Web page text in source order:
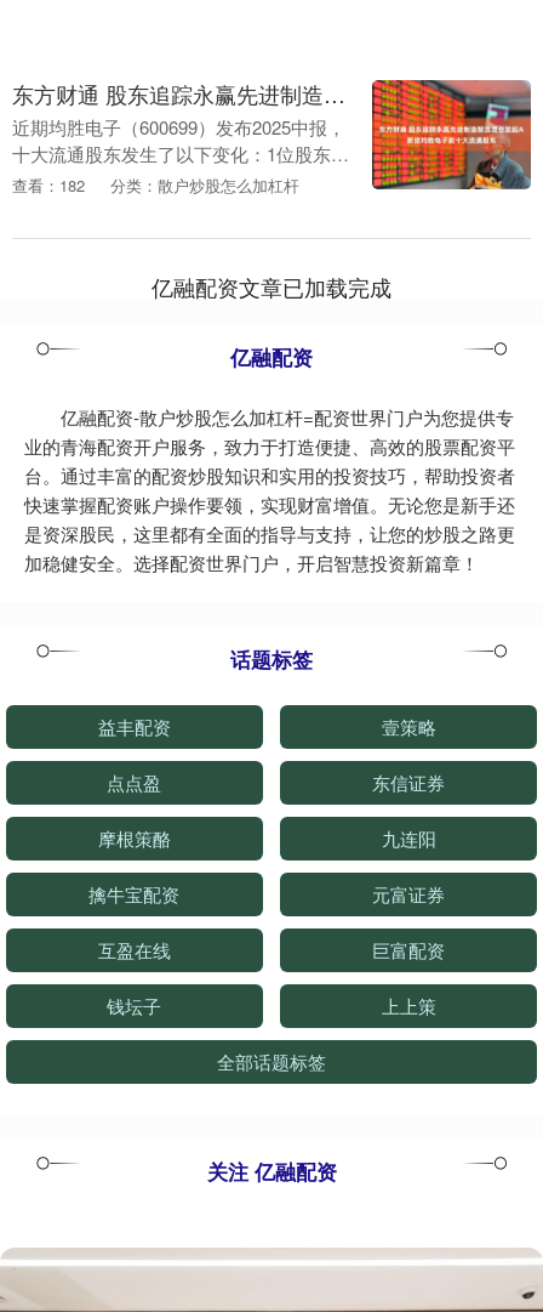
东方财通 股东追踪永赢先进制造智选混合发起A新进均胜电子前十大流通股东
近期均胜电子（600699）发布2025中报，
十大流通股东发生了以下变化：1位股东新
进，1位股东退出，6位股东增持，1位股
流....
查看：182 分类：散户炒股怎么加杠杆
亿融配资文章已加载完成
亿融配资
亿融配资-散户炒股怎么加杠杆=配资世界门户为您提供专
业的青海配资开户服务，致力于打造便捷、高效的股票配资平
台。通过丰富的配资炒股知识和实用的投资技巧，帮助投资者
快速掌握配资账户操作要领，实现财富增值。无论您是新手还
是资深股民，这里都有全面的指导与支持，让您的炒股之路更
加稳健安全。选择配资世界门户，开启智慧投资新篇章！
话题标签
益丰配资 壹策略
点点盈 东信证券
摩根策酪 九连阳
擒牛宝配资 元富证券
互盈在线 巨富配资
钱坛子 上上策
全部话题标签
关注 亿融配资